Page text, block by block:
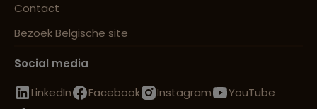
Contact
Bezoek Belgische site
Social media
LinkedIn
Facebook Instagram
YouTube